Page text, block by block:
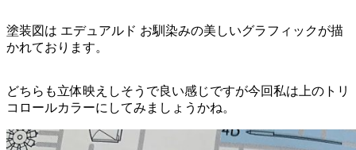
塗装図は エデュアルド お馴染みの美しいグラフィックが描
かれております。
どちらも立体映えしそうで良い感じですが今回私は上のトリ
コロールカラーにしてみましょうかね。